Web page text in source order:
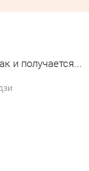
и получается...